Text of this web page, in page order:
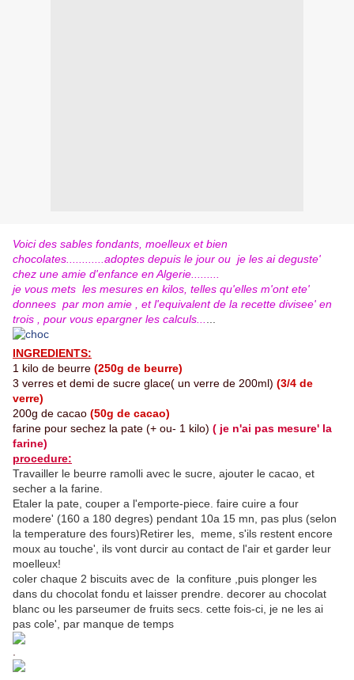
Voici des sables fondants, moelleux et bien
chocolates............adoptes depuis le jour ou je les ai deguste'
chez une amie d'enfance en Algerie.........
je vous mets les mesures en kilos, telles qu'elles m'ont ete'
donnees par mon amie , et l'equivalent de la recette divisee' en
trois , pour vous epargner les calculs...
INGREDIENTS:
1 kilo de beurre (250g de beurre)
3 verres et demi de sucre glace( un verre de 200ml) (3/4 de
verre)
200g de cacao (50g de cacao)
farine pour sechez la pate (+ ou- 1 kilo) ( je n'ai pas mesure' la
farine)
procedure:
Travailler le beurre ramolli avec le sucre, ajouter le cacao, et
secher a la farine.
Etaler la pate, couper a l'emporte-piece. faire cuire a four
modere' (160 a 180 degres) pendant 10a 15 mn, pas plus (selon
la temperature des fours)Retirer les, meme, s'ils restent encore
moux au touche', ils vont durcir au contact de l'air et garder leur
moelleux!
coler chaque 2 biscuits avec de la confiture ,puis plonger les
dans du chocolat fondu et laisser prendre. decorer au chocolat
blanc ou les parseumer de fruits secs. cette fois-ci, je ne les ai
pas cole', par manque de temps